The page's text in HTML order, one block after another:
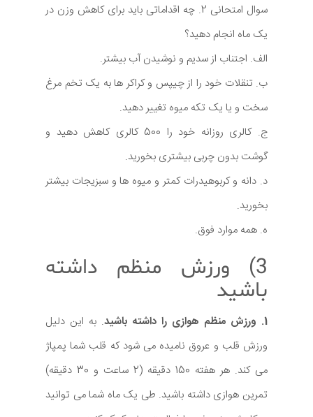
سوال امتحانی 2. چه اقداماتی باید برای کاهش وزن در
یک ماه انجام دهید؟
الف. اجتناب از سدیم و نوشیدن آب بیشتر.
ب. تنقلات خود را از چیپس و کراکر ها به یک تخم مرغ
سخت و یا یک تکه میوه تغییر دهید.
ج. کالری روزانه خود را 500 کالری کاهش دهید و
گوشت بدون چربی بیشتری بخورید.
د. دانه و کربوهیدرات کمتر و میوه ها و سبزیجات بیشتر
بخورید.
ه. همه موارد فوق.
3) ورزش منظم داشته
باشید
1. ورزش منظم هوازی را داشته باشید
. به این دلیل
ورزش قلب و عروق نامیده می شود که قلب شما پمپاژ
می کند. هر هفته 150 دقیقه (2 ساعت و 30 دقیقه)
تمرین هوازی داشته باشید. طی یک ماه شما می توانید